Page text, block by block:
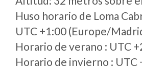
Huso horario de Loma
UTC +1:00 (Europe/
Horario de verano : UTC
Horario de invierno : UTC